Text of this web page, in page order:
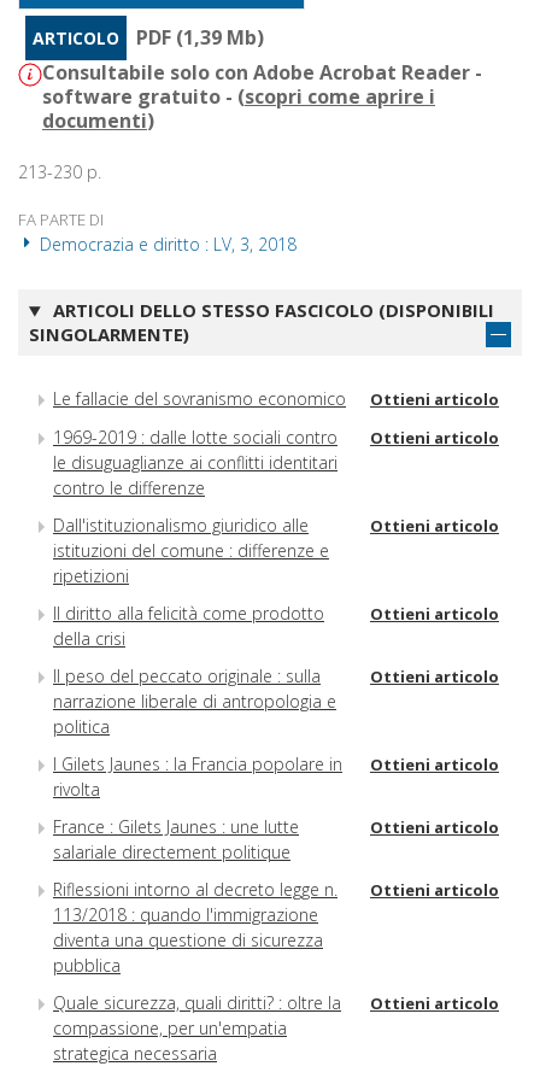
ARTICOLO
PDF (1,39 Mb)
Consultabile solo con Adobe Acrobat Reader -
software gratuito - (scopri come aprire i
documenti)
213-230 p.
FA PARTE DI
Democrazia e diritto : LV, 3, 2018
ARTICOLI DELLO STESSO FASCICOLO (DISPONIBILI
SINGOLARMENTE)
Le fallacie del sovranismo economico Ottieni articolo
1969-2019 : dalle lotte sociali contro
le disuguaglianze ai conflitti identitari
contro le differenze
Ottieni articolo
Dall'istituzionalismo giuridico alle
istituzioni del comune : differenze e
ripetizioni
Ottieni articolo
Il diritto alla felicità come prodotto
della crisi
Ottieni articolo
Il peso del peccato originale : sulla
narrazione liberale di antropologia e
politica
Ottieni articolo
I Gilets Jaunes : la Francia popolare in
rivolta
Ottieni articolo
France : Gilets Jaunes : une lutte
salariale directement politique
Ottieni articolo
Riflessioni intorno al decreto legge n.
113/2018 : quando l'immigrazione
diventa una questione di sicurezza
pubblica
Ottieni articolo
Quale sicurezza, quali diritti? : oltre la
compassione, per un'empatia
strategica necessaria
Ottieni articolo